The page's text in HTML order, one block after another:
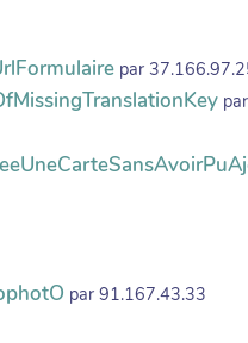
par
par
par 91.167.43.33